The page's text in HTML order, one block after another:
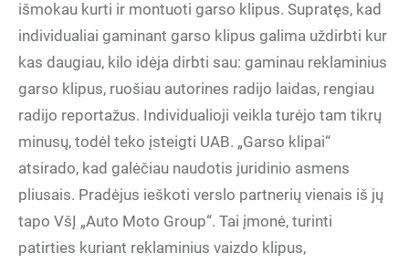
išmokau kurti ir montuoti garso klipus. Supratęs, kad
individualiai gaminant garso klipus galima uždirbti kur
kas daugiau, kilo idėja dirbti sau: gaminau reklaminius
garso klipus, ruošiau autorines radijo laidas, rengiau
radijo reportažus. Individualioji veikla turėjo tam tikrų
minusų, todėl teko įsteigti UAB. „Garso klipai“
atsirado, kad galėčiau naudotis juridinio asmens
pliusais. Pradėjus ieškoti verslo partnerių vienais iš jų
tapo VšĮ „Auto Moto Group“. Tai įmonė, turinti
patirties kuriant reklaminius vaizdo klipus,